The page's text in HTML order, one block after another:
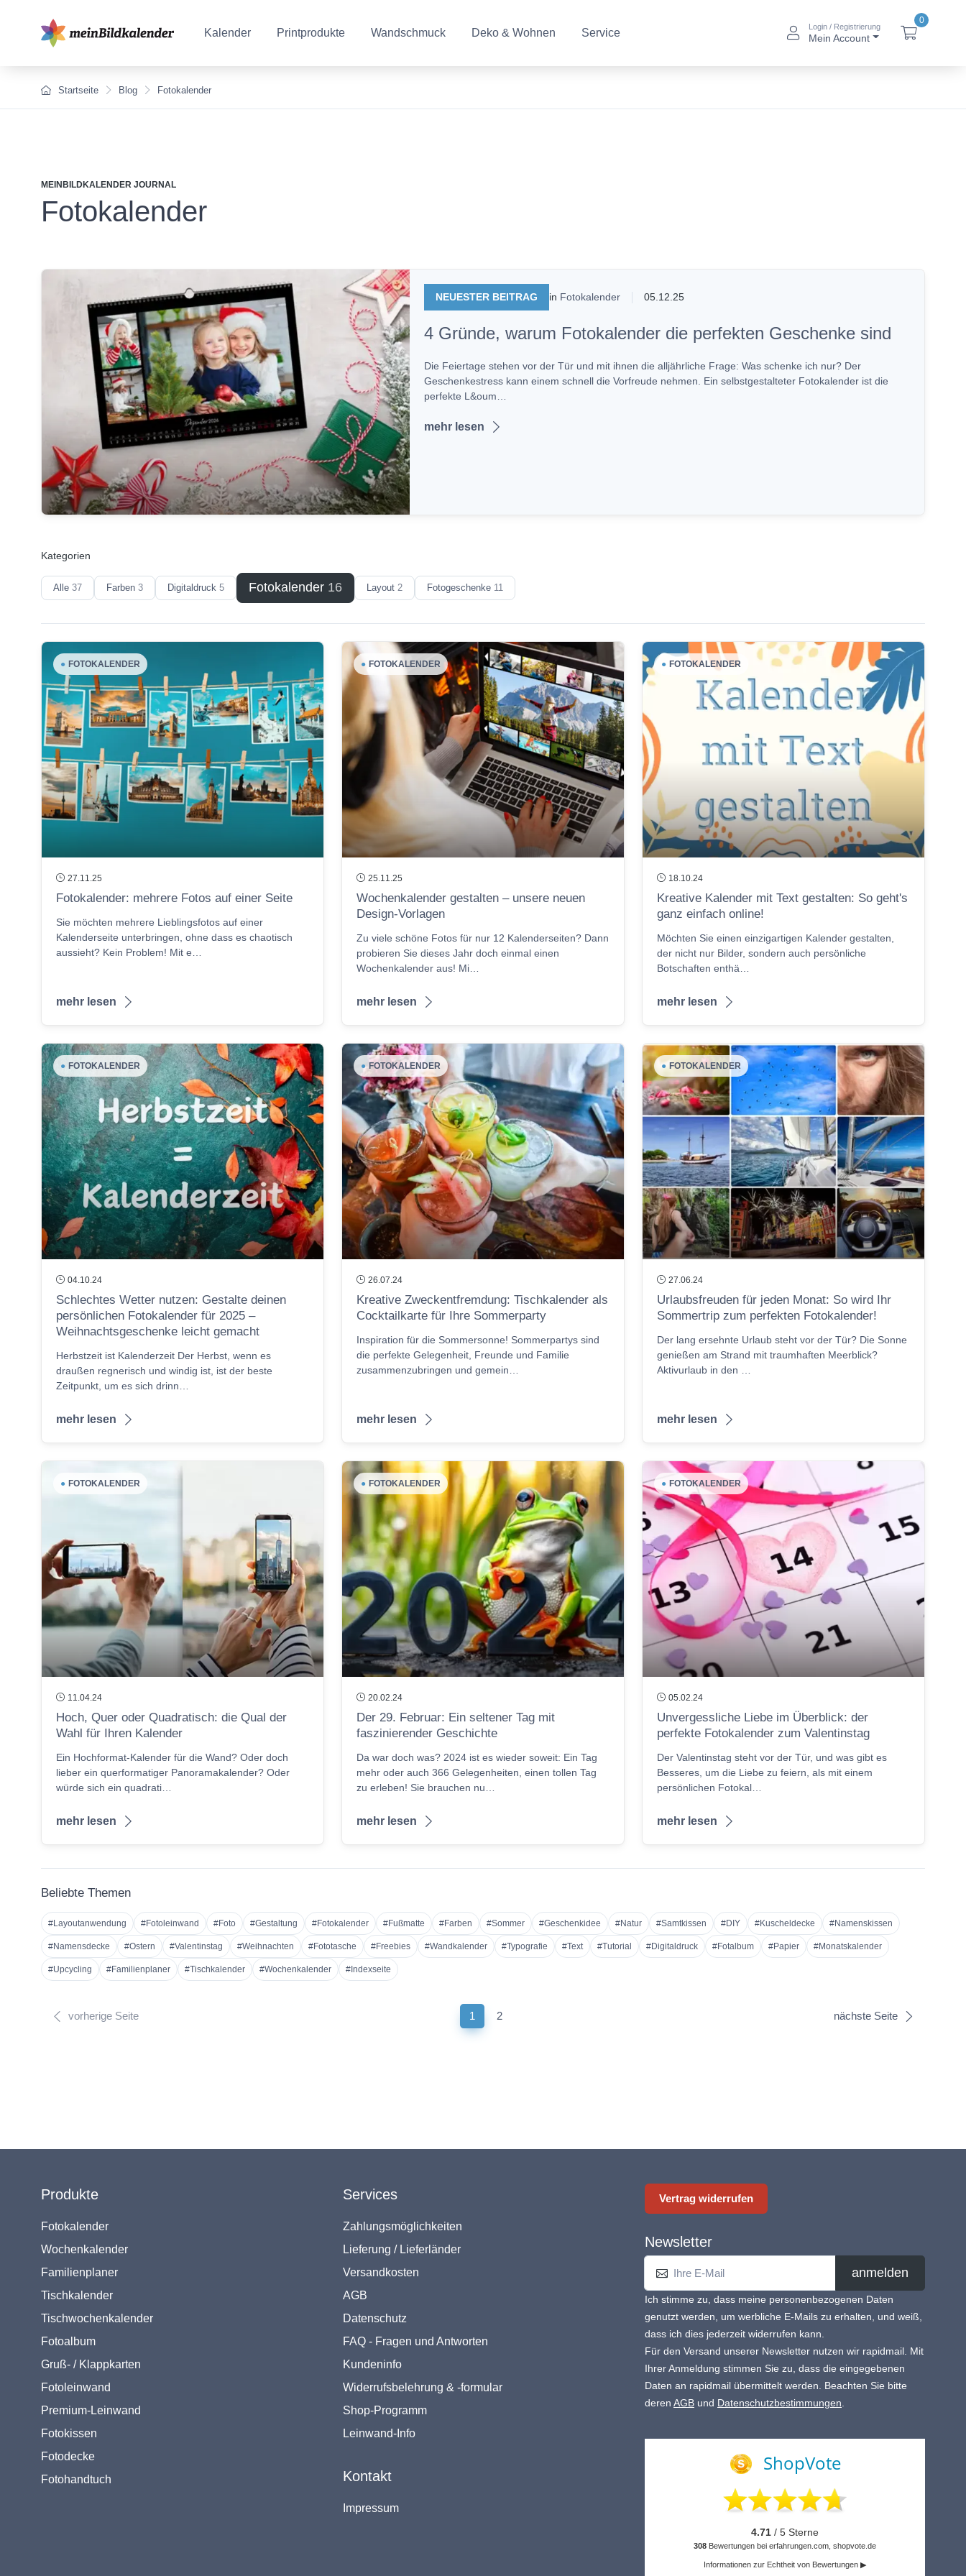
btn_account_alt
Login / Registrierung
Mein Account
0
Kalender Printprodukte Wandschmuck Deko & Wohnen Service
Startseite Blog Fotokalender
MEINBILDKALENDER JOURNAL
Fotokalender
NEUESTER BEITRAG in Fotokalender 05.12.25
4 Gründe, warum Fotokalender die perfekten Geschenke sind
Die Feiertage stehen vor der Tür und mit ihnen die alljährliche Frage: Was schenke ich nur? Der
Geschenkestress kann einem schnell die Vorfreude nehmen. Ein selbstgestalteter Fotokalender ist die
perfekte L&oum…
mehr lesen
Kategorien
Alle 37 Farben 3 Digitaldruck 5 Fotokalender 16 Layout 2 Fotogeschenke 11
● FOTOKALENDER
27.11.25
Fotokalender: mehrere Fotos auf einer Seite
Sie möchten mehrere Lieblingsfotos auf einer
Kalenderseite unterbringen, ohne dass es chaotisch
aussieht? Kein Problem! Mit e…
mehr lesen
● FOTOKALENDER
25.11.25
Wochenkalender gestalten – unsere neuen
Design-Vorlagen
Zu viele schöne Fotos für nur 12 Kalenderseiten? Dann
probieren Sie dieses Jahr doch einmal einen
Wochenkalender aus! Mi…
mehr lesen
● FOTOKALENDER
18.10.24
Kreative Kalender mit Text gestalten: So geht's
ganz einfach online!
Möchten Sie einen einzigartigen Kalender gestalten,
der nicht nur Bilder, sondern auch persönliche
Botschaften enthä…
mehr lesen
● FOTOKALENDER
04.10.24
Schlechtes Wetter nutzen: Gestalte deinen
persönlichen Fotokalender für 2025 –
Weihnachtsgeschenke leicht gemacht
Herbstzeit ist Kalenderzeit Der Herbst, wenn es
draußen regnerisch und windig ist, ist der beste
Zeitpunkt, um es sich drinn…
mehr lesen
● FOTOKALENDER
26.07.24
Kreative Zweckentfremdung: Tischkalender als
Cocktailkarte für Ihre Sommerparty
Inspiration für die Sommersonne! Sommerpartys sind
die perfekte Gelegenheit, Freunde und Familie
zusammenzubringen und gemein…
mehr lesen
● FOTOKALENDER
27.06.24
Urlaubsfreuden für jeden Monat: So wird Ihr
Sommertrip zum perfekten Fotokalender!
Der lang ersehnte Urlaub steht vor der Tür? Die Sonne
genießen am Strand mit traumhaften Meerblick?
Aktivurlaub in den …
mehr lesen
● FOTOKALENDER
11.04.24
Hoch, Quer oder Quadratisch: die Qual der
Wahl für Ihren Kalender
Ein Hochformat-Kalender für die Wand? Oder doch
lieber ein querformatiger Panoramakalender? Oder
würde sich ein quadrati…
mehr lesen
● FOTOKALENDER
20.02.24
Der 29. Februar: Ein seltener Tag mit
faszinierender Geschichte
Da war doch was? 2024 ist es wieder soweit: Ein Tag
mehr oder auch 366 Gelegenheiten, einen tollen Tag
zu erleben! Sie brauchen nu…
mehr lesen
● FOTOKALENDER
05.02.24
Unvergessliche Liebe im Überblick: der
perfekte Fotokalender zum Valentinstag
Der Valentinstag steht vor der Tür, und was gibt es
Besseres, um die Liebe zu feiern, als mit einem
persönlichen Fotokal…
mehr lesen
Beliebte Themen
#Layoutanwendung #Fotoleinwand #Foto #Gestaltung #Fotokalender #Fußmatte #Farben #Sommer #Geschenkidee #Natur #Samtkissen #DIY #Kuscheldecke #Namenskissen
#Namensdecke #Ostern #Valentinstag #Weihnachten #Fototasche #Freebies #Wandkalender #Typografie #Text #Tutorial #Digitaldruck #Fotalbum #Papier #Monatskalender
#Upcycling #Familienplaner #Tischkalender #Wochenkalender #Indexseite
vorherige Seite 1 (current)
2 nächste Seite
Produkte
Fotokalender
Wochenkalender
Familienplaner
Tischkalender
Tischwochenkalender
Fotoalbum
Gruß- / Klappkarten
Fotoleinwand
Premium-Leinwand
Fotokissen
Fotodecke
Fotohandtuch
Services
Zahlungsmöglichkeiten
Lieferung / Lieferländer
Versandkosten
AGB
Datenschutz
FAQ - Fragen und Antworten
Kundeninfo
Widerrufsbelehrung & -formular
Shop-Programm
Leinwand-Info
Kontakt
Impressum
Vertrag widerrufen
Newsletter
anmelden
Ich stimme zu, dass meine personenbezogenen Daten
genutzt werden, um werbliche E-Mails zu erhalten, und weiß,
dass ich dies jederzeit widerrufen kann.
Für den Versand unserer Newsletter nutzen wir rapidmail. Mit
Ihrer Anmeldung stimmen Sie zu, dass die eingegebenen
Daten an rapidmail übermittelt werden. Beachten Sie bitte
deren AGB und Datenschutzbestimmungen.
ShopVote
4.71 / 5 Sterne
308 Bewertungen bei erfahrungen.com, shopvote.de
Informationen zur Echtheit von Bewertungen ▶